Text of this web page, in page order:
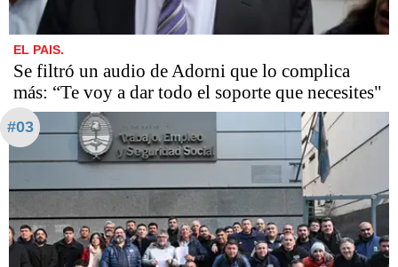
EL PAIS.
Se filtró un audio de Adorni que lo complica
más: “Te voy a dar todo el soporte que necesites"
#03